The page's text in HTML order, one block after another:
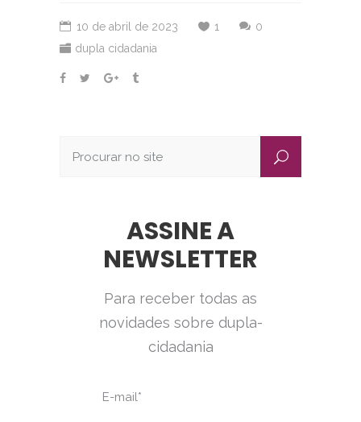
10 de abril de 2023 1
0
dupla cidadania
ASSINE A
NEWSLETTER
Para receber todas as
novidades sobre dupla-
cidadania